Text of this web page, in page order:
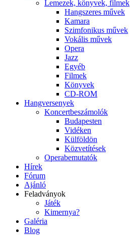
Lemezek, könyvek, filmek
Hangszeres művek
Kamara
Szimfonikus művek
Vokális művek
Opera
Jazz
Egyéb
Filmek
Könyvek
CD-ROM
Hangversenyek
Koncertbeszámolók
Budapesten
Vidéken
Külföldön
Közvetítések
Operabemutatók
Hírek
Fórum
Ajánló
Feladványok
Játék
Kimernya?
Galéria
Blog